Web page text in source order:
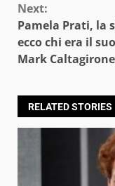
Next:
Pamela Prati, la
ecco chi era il
Mark Caltagirone
RELATED STORIES